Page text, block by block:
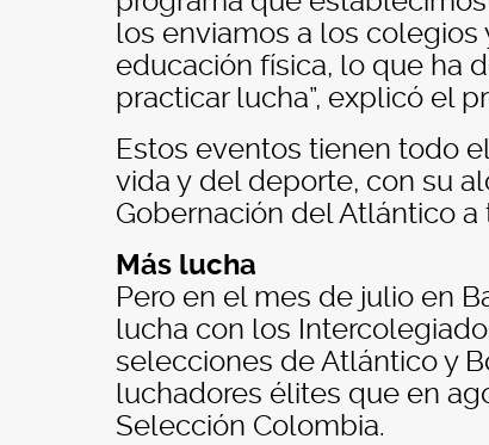
los enviamos a los colegios
educación física, lo que ha
practicar lucha”, explicó el
Estos eventos tienen todo
vida y del deporte, con su
Gobernación del Atlántico
Más lucha
Pero en el mes de julio en
lucha con los
selecciones de Atlántico y
luchadores élites que en
Selección Colombia.